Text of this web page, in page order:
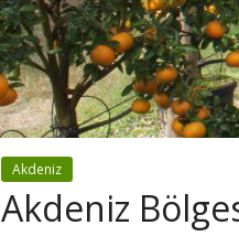
Akdeniz
Akdeniz